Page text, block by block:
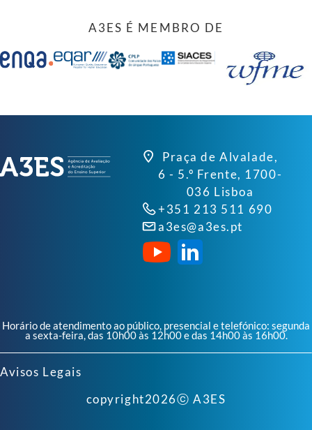
A3ES É MEMBRO DE
Praça de Alvalade,
6 - 5.º Frente, 1700-
036 Lisboa
+351 213 511 690
a3es@a3es.pt
Horário de atendimento ao público, presencial e telefónico: segunda
a sexta-feira, das 10h00 às 12h00 e das 14h00 às 16h00.
Avisos Legais
copyright2026ⓒ A3ES